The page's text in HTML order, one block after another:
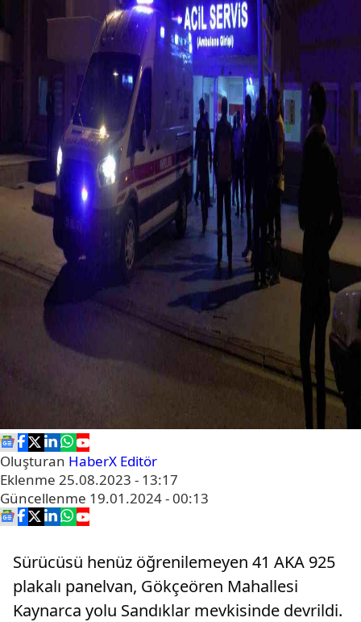
Oluşturan HaberX Editör
Eklenme 25.08.2023 - 13:17
Güncellenme 19.01.2024 - 00:13
Sürücüsü henüz öğrenilemeyen 41 AKA 925
plakalı panelvan, Gökçeören Mahallesi
Kaynarca yolu Sandıklar mevkisinde devrildi.